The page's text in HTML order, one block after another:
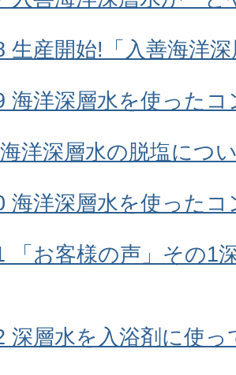
生産開始!「入善海洋
海洋深層水を使ったコ
洋深層水の脱塩につ
海洋深層水を使った
「お客様の声」その1
深層水を入浴剤に使っ